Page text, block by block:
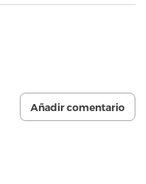
Añadir comentario